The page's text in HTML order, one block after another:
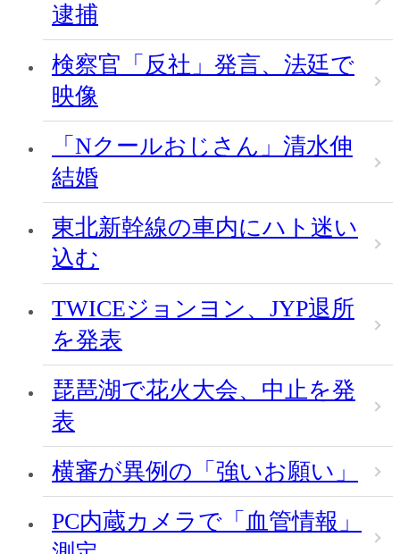
逮捕
検察官「反社」発言、法廷で
映像
「Nクールおじさん」清水伸
結婚
東北新幹線の車内にハト迷い
込む
TWICEジョンヨン、JYP退所
を発表
琵琶湖で花火大会、中止を発
表
横審が異例の「強いお願い」
PC内蔵カメラで「血管情報」